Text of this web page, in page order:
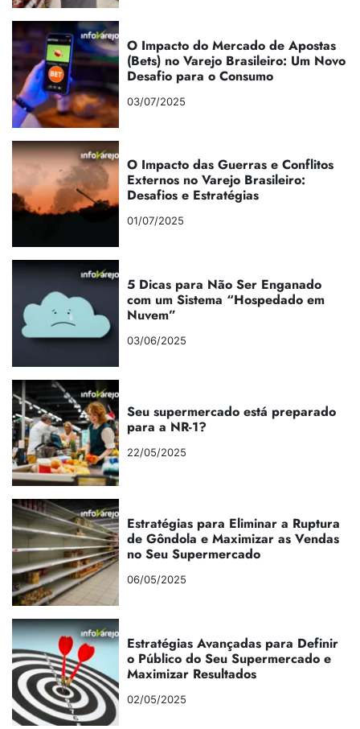
O Impacto do Mercado de Apostas
(Bets) no Varejo Brasileiro: Um Novo
Desafio para o Consumo
03/07/2025
O Impacto das Guerras e Conflitos
Externos no Varejo Brasileiro:
Desafios e Estratégias
01/07/2025
5 Dicas para Não Ser Enganado
com um Sistema “Hospedado em
Nuvem”
03/06/2025
Seu supermercado está preparado
para a NR-1?
22/05/2025
Estratégias para Eliminar a Ruptura
de Gôndola e Maximizar as Vendas
no Seu Supermercado
06/05/2025
Estratégias Avançadas para Definir
o Público do Seu Supermercado e
Maximizar Resultados
02/05/2025